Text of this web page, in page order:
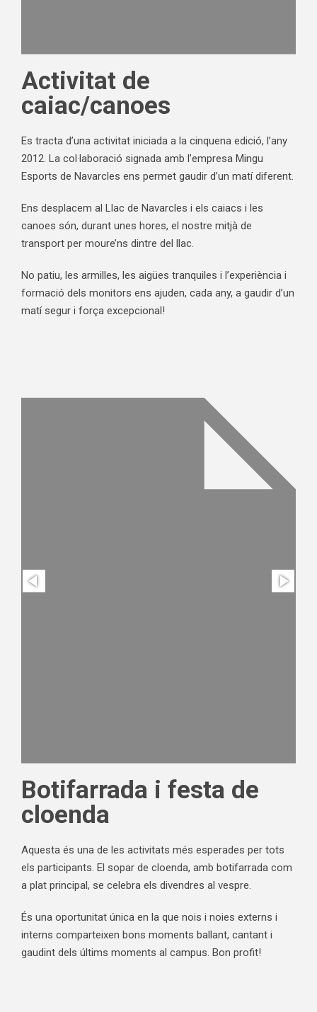
Activitat de
caiac/canoes
Es tracta d’una activitat iniciada a la cinquena edició, l’any
2012. La col·laboració signada amb l’empresa Mingu
Esports de Navarcles ens permet gaudir d’un matí diferent.
Ens desplacem al Llac de Navarcles i els caiacs i les
canoes són, durant unes hores, el nostre mitjà de
transport per moure’ns dintre del llac.
No patiu, les armilles, les aigües tranquiles i l’experiència i
formació dels monitors ens ajuden, cada any, a gaudir d’un
matí segur i força excepcional!
Botifarrada i festa de
cloenda
Aquesta és una de les activitats més esperades per tots
els participants. El sopar de cloenda, amb botifarrada com
a plat principal, se celebra els divendres al vespre.
És una oportunitat única en la que nois i noies externs i
interns comparteixen bons moments ballant, cantant i
gaudint dels últims moments al campus. Bon profit!